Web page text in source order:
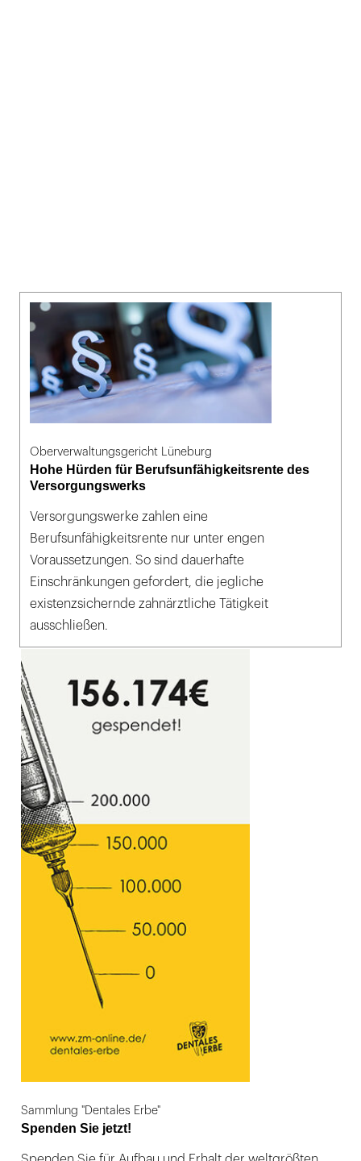
Oberverwaltungsgericht Lüneburg
Hohe Hürden für Berufsunfähigkeitsrente des
Versorgungswerks
Versorgungswerke zahlen eine
Berufsunfähigkeitsrente nur unter engen
Voraussetzungen. So sind dauerhafte
Einschränkungen gefordert, die jegliche
existenzsichernde zahnärztliche Tätigkeit
ausschließen.
Sammlung "Dentales Erbe"
Spenden Sie jetzt!